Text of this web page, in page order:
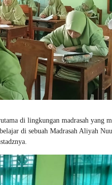
di lingkungan madrasah yang
di sebuah Madrasah Aliyah